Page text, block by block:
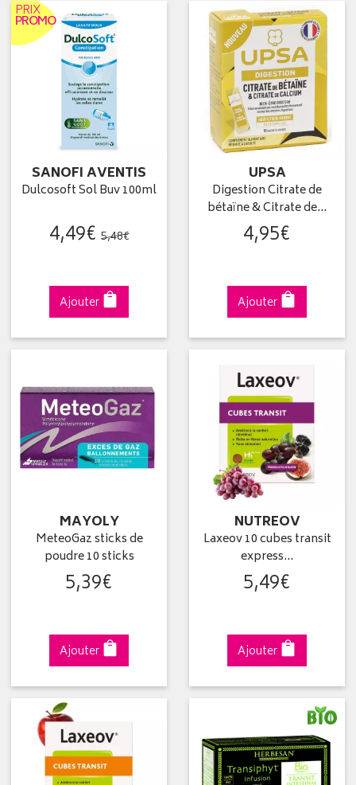
PRIX
PROMO
SANOFI AVENTIS
Dulcosoft Sol Buv 100ml
4,49€ 5,48€
Ajouter
UPSA
Digestion Citrate de
bétaïne & Citrate de…
4,95€
Ajouter
MAYOLY
MeteoGaz sticks de
poudre 10 sticks
5,39€
Ajouter
NUTREOV
Laxeov 10 cubes transit
express…
5,49€
Ajouter